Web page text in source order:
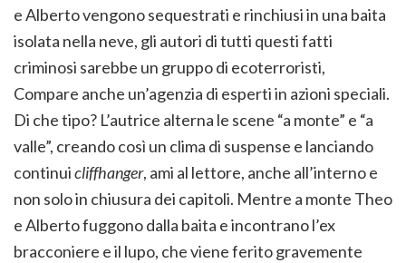
e Alberto vengono sequestrati e rinchiusi in una baita
isolata nella neve, gli autori di tutti questi fatti
criminosi sarebbe un gruppo di ecoterroristi,
Compare anche un’agenzia di esperti in azioni speciali.
Di che tipo? L’autrice alterna le scene “a monte” e “a
valle”, creando così un clima di suspense e lanciando
continuicliffhanger, ami al lettore, anche all’interno e
non solo in chiusura dei capitoli. Mentre a monte Theo
e Alberto fuggono dalla baita e incontrano l’ex
bracconiere e il lupo, che viene ferito gravemente